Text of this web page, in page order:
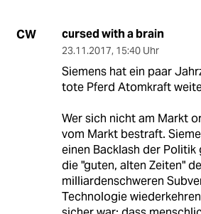
CW cursed with a brain
23.11.2017, 15:40 Uhr
Siemens hat ein paar
tote Pferd Atomkraft
Wer sich nicht am Markt
vom Markt bestraft.
einen Backlash der
die "guten, alten Zeiten"
milliardenschweren
Technologie